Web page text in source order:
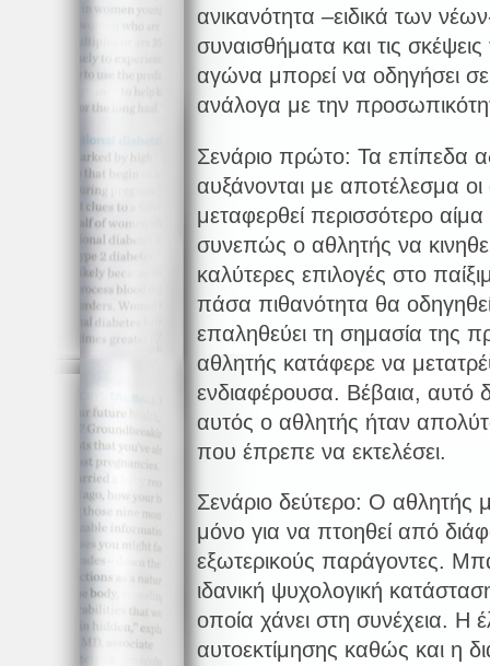
ανικανότητα –ειδικά των
συναισθήματα και τις
αγώνα μπορεί να οδηγήσει σε
ανάλογα με την
Σενάριο πρώτο: Τα επίπεδα
αυξάνονται με αποτέλεσμα
μεταφερθεί περισσότερο
συνεπώς ο αθλητής να
καλύτερες επιλογές στο
πάσα πιθανότητα θα
επαληθεύει τη σημασία της
αθλητής κατάφερε να
ενδιαφέρουσα. Βέβαια, αυτό
αυτός ο αθλητής ήταν
που έπρεπε να εκτελέσει.
Σενάριο δεύτερο: Ο αθλητής
μόνο για να πτοηθεί από
εξωτερικούς παράγοντες.
ιδανική ψυχολογική
οποία χάνει στη συνέχεια. Η
αυτοεκτίμησης καθώς και η